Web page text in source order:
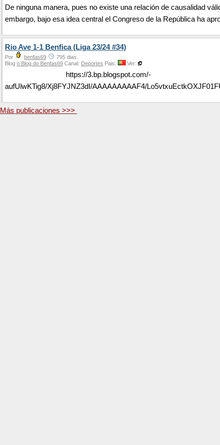
De ninguna manera, pues no existe una relación de causalidad
embargo, bajo esa idea central el Congreso de la República ha
Rio Ave 1-1 Benfica (Liga 23/24 #34)
Por benfas69
795 dias.
Blog o Blog do Benfas69 Canal: Deportes Pais: Ver:
https://3.bp.blogspot.com/-
aufUlwKTig8/Xj8FYJNZ3dI/AAAAAAAAAF4/
Más publicaciones >>>